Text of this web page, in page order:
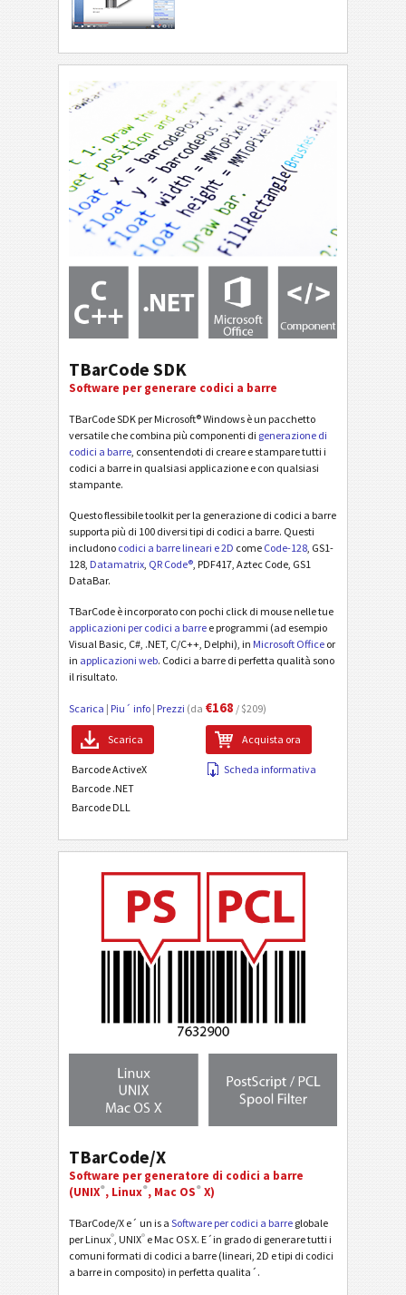
TBarCode SDK
Software per generare codici a barre
TBarCode SDK per Microsoft® Windows è un pacchetto
versatile che combina più componenti di generazione di
codici a barre, consentendoti di creare e stampare tutti i
codici a barre in qualsiasi applicazione e con qualsiasi
stampante.
Questo flessibile toolkit per la generazione di codici a barre
supporta più di 100 diversi tipi di codici a barre. Questi
includono codici a barre lineari e 2D come Code-128, GS1-
128, Datamatrix, QR Code®, PDF417, Aztec Code, GS1
DataBar.
TBarCode è incorporato con pochi click di mouse nelle tue
applicazioni per codici a barre e programmi (ad esempio
Visual Basic, C#, .NET, C/C++, Delphi), in Microsoft Office or
in applicazioni web. Codici a barre di perfetta qualità sono
il risultato.
Scarica | Piu´ info | Prezzi (da €168 / $209)
Scarica Acquista ora
Scheda informativa
Barcode ActiveX
Barcode .NET
Barcode DLL
TBarCode/X
Software per generatore di codici a barre
(UNIX®, Linux®, Mac OS® X)
TBarCode/X e´ un is a Software per codici a barre globale
per Linux®, UNIX® e Mac OS X. E´in grado di generare tutti i
comuni formati di codici a barre (lineari, 2D e tipi di codici
a barre in composito) in perfetta qualita´.